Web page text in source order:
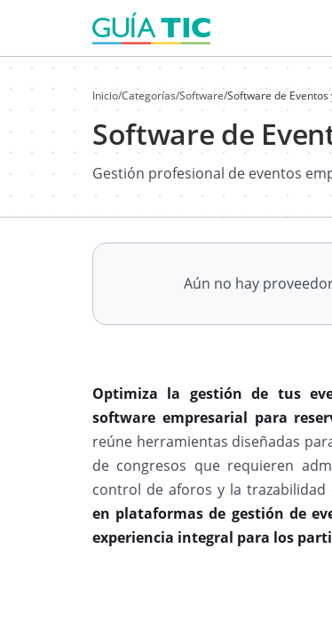
Inicio/Categorías/Software/Software de
Software de
Gestión profesional de eventos
Aún no hay
Optimiza la gestión de tus
software empresarial para
reúne herramientas diseñadas
de congresos que requieren
control de aforos y la trazabilidad
en plataformas de gestión de
experiencia integral para los